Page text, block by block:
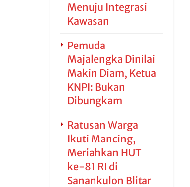
Menuju Integrasi
Kawasan
Pemuda
Majalengka Dinilai
Makin Diam, Ketua
KNPI: Bukan
Dibungkam
Ratusan Warga
Ikuti Mancing,
Meriahkan HUT
ke-81 RI di
Sanankulon Blitar